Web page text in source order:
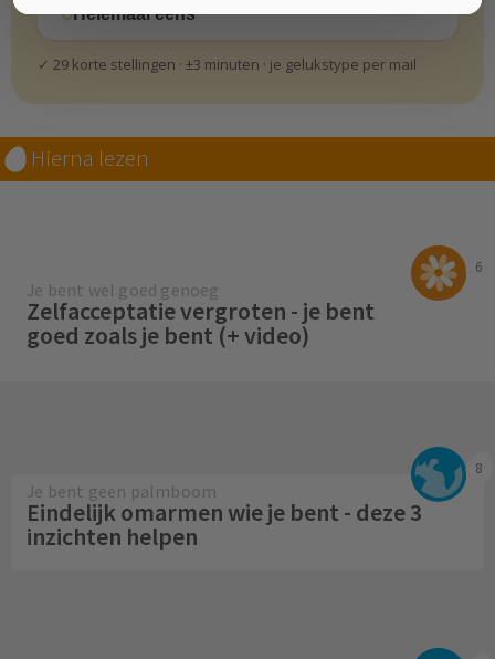
Helemaal eens
✓ 29 korte stellingen · ±3 minuten · je gelukstype per mail
Hierna lezen
6
Je bent wel goed genoeg
Zelfacceptatie vergroten - je bent
goed zoals je bent (+ video)
8
Je bent geen palmboom
Eindelijk omarmen wie je bent - deze 3
inzichten helpen